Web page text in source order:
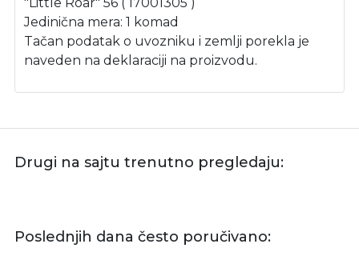
Jedinična mera: 1 komad
Tačan podatak o uvozniku i zemlji porekla je
naveden na deklaraciji na proizvodu.
Drugi na sajtu trenutno pregledaju:
Poslednjih dana često poručivano: